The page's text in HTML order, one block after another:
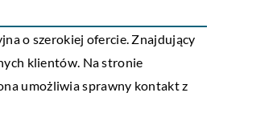
o szerokiej ofercie. Znajdujący
klientów. Na stronie
umożliwia sprawny kontakt z